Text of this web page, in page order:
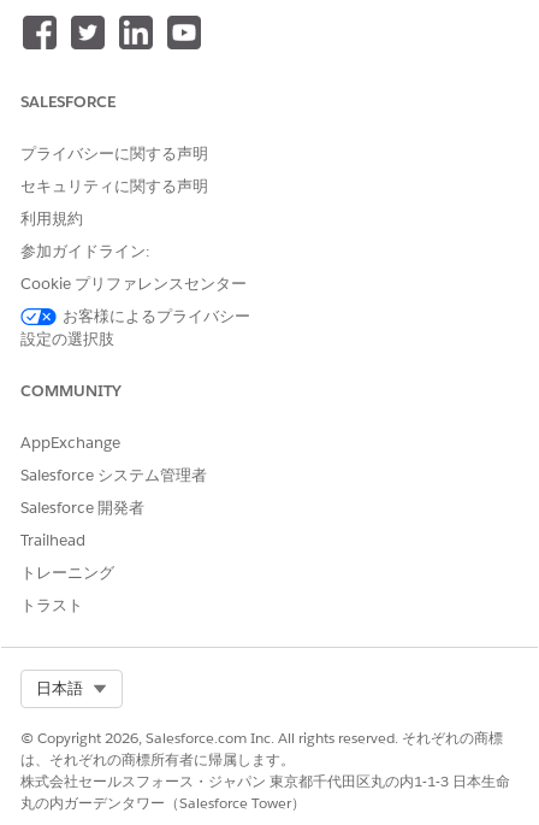
オン デマンドでバックアップ
を実行する
[バックアップ]
クします。
Back Up Now (今すぐバックアップ)] をクリックします。
この記事で問題は解決されましたか?
ご意見をお待ちしております。
SALESFORCE
プライバシーに関する声明
セキュリティに関する声明
利用規約
参加ガイドライン:
Cookie プリファレンスセンター
お客様によるプライバシー
設定の選択肢
COMMUNITY
AppExchange
Salesforce システム管理者
Salesforce 開発者
Trailhead
トレーニング
トラスト
日本語
© Copyright 2026, Salesforce.com Inc. All rights reserved. それぞれの商標
は、それぞれの商標所有者に帰属します。
株式会社セールスフォース・ジャパン 東京都千代田区丸の内1-1-3 日本生命
丸の内ガーデンタワー（Salesforce Tower）